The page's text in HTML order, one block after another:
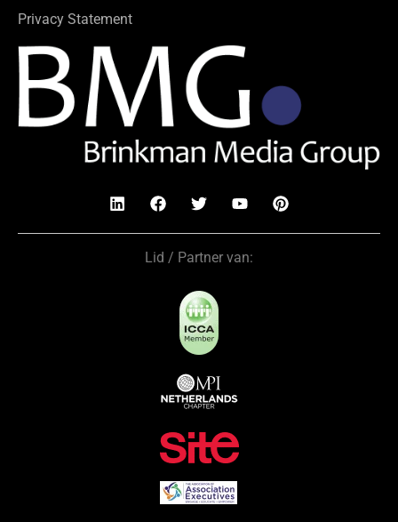
Privacy Statement
Lid / Partner van: